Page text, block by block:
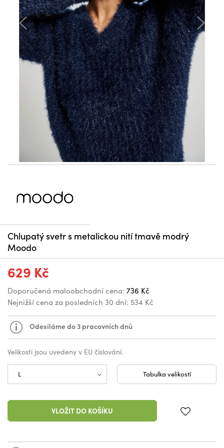
Chlupatý svetr s metalickou nití tmavě modrý
Moodo
629 Kč
Doporučená maloobchodní cena: 736 Kč
Nejnižší cena za posledních 30 dní: 534 Kč
Odesíláme do 3 pracovních dnů
Velikosti jsou uvedeny v EU číslování.
Tabulka velikostí
VLOŽIT DO KOŠÍKU